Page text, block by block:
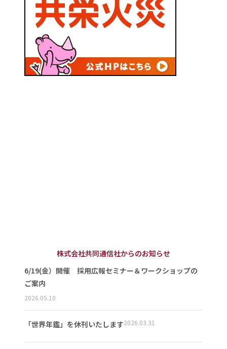
株式会社共同通信社からのお知らせ
6/19(金）開催 採用広報セミナー＆ワークショップの
ご案内
2026.05.10
「世界年鑑」を休刊いたします2026.03.31